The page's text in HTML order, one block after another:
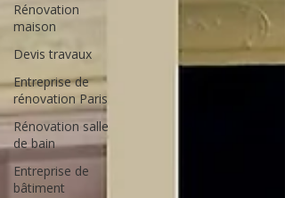
Rénovation
maison
Devis travaux
Entreprise de
rénovation Paris
Rénovation salle
de bain
Entreprise de
bâtiment